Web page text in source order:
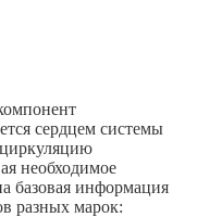
сердцем системы
необходимое
базовая информация
разных марок: